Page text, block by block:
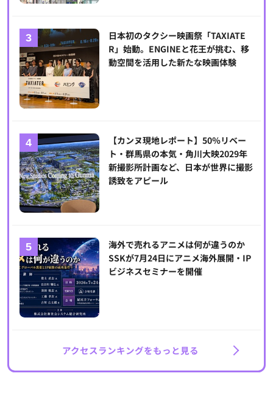
日本初のタクシー映画祭「TAXIATE
R」始動。ENGINEと花王が挑む、移
動空間を活用した新たな映画体験
【カンヌ現地レポート】50％リベー
ト・群馬県の本気・角川大映2029年
新撮影所計画など、日本が世界に撮影
誘致をアピール
海外で売れるアニメは何が違うのか
SSKが7月24日にアニメ海外展開・IP
ビジネスセミナーを開催
アクセスランキングをもっと見る